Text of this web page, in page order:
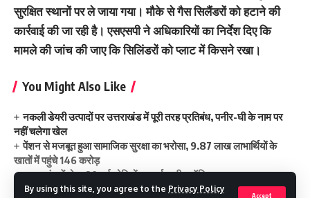
By using this site, you agree to the Privacy Policy
Accept
सुरक्षित स्थानों पर ले जाया गया। मौके से गैस सिलैंडरों को हटाने की
कार्रवाई की जा रही है। एसएसपी ने अधिकारियों का निर्देश दिए कि
मामले की जांच की जाए कि सिलिंडरों को प्लाट में किसने रखा।
You Might Also Like
नकली डेयरी उत्पादों पर उत्तराखंड में पूरी तरह प्रतिबंध, पनीर-घी के नाम पर
नहीं चलेगा खेल
पेंशन से मजबूत हुआ सामाजिक सुरक्षा का भरोसा, 9.87 लाख लाभार्थियों के
खातों में पहुंचे 146 करोड़
उत्तराखंड में होगा 20 नई चोटियों का पर्यावरणीय ऑडिट
उत्तराखंड में जमीन तलाश रहे ऋषभ पंत ने सीएम धामी से मांगी मदद